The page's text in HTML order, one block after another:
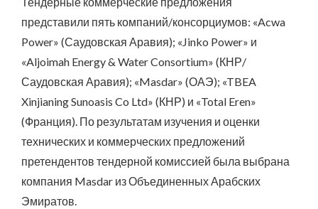
представили пять компаний/консорциумов: «Acwa
Power» (Саудовская Аравия); «Jinko Power» и
«Aljoimah Energy & Water Consortium» (КНР/
Саудовская Аравия); «Masdar» (ОАЭ); «TBEA
Xinjianing Sunoasis Co Ltd» (КНР) и «Total Eren»
(Франция). По результатам изучения и оценки
технических и коммерческих предложений
претендентов тендерной комиссией была выбрана
компания Masdar из Объединенных Арабских
Эмиратов.